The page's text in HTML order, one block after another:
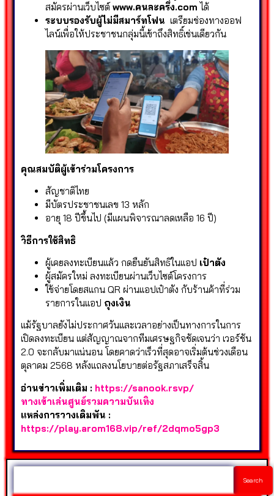
สมัครผ่านเว็บไซต์ www.คนละครึ่ง.com ได้
ระบบรองรับผู้ไม่มีสมาร์ทโฟน เตรียมช่องทางออฟ
ไลน์เพื่อให้ประชาชนกลุ่มนี้เข้าถึงสิทธิ์เช่นเดียวกัน
คุณสมบัติผู้เข้าร่วมโครงการ
สัญชาติไทย
มีบัตรประชาชนเลข 13 หลัก
อายุ 18 ปีขึ้นไป (มีแผนพิจารณาลดเหลือ 16 ปี)
วิธีการใช้สิทธิ
ผู้เคยลงทะเบียนแล้ว กดยืนยันสิทธิในแอป เป๋าตัง
ผู้สมัครใหม่ ลงทะเบียนผ่านเว็บไซต์โครงการ
ใช้จ่ายโดยสแกน QR ผ่านแอปเป๋าตัง กับร้านค้าที่ร่วม
รายการในแอป ถุงเงิน
แม้รัฐบาลยังไม่ประกาศวันและเวลาอย่างเป็นทางการในการ
เปิดลงทะเบียน แต่สัญญาณจากทีมเศรษฐกิจชัดเจนว่า เวอร์ชัน
2.0 จะกลับมาแน่นอน โดยคาดว่าเร็วที่สุดอาจเริ่มต้นช่วงเดือน
ตุลาคม 2568 หลังแถลงนโยบายต่อรัฐสภาเสร็จสิ้น
อ่านข่าวเพิ่มเติม : https://sanook.rsvp/
ทางเข้าเล่นศูนย์รวมความบันเทิง
แหล่งการวางเดิมพัน :
https://play.arom168.vip/ref/2dqmo5gp3
Search